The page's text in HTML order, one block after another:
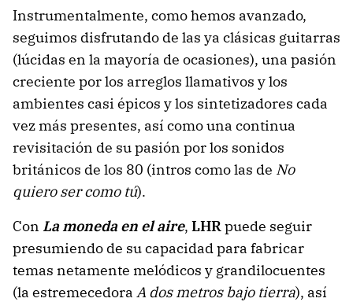
Instrumentalmente, como hemos avanzado,
seguimos disfrutando de las ya clásicas guitarras
(lúcidas en la mayoría de ocasiones), una pasión
creciente por los arreglos llamativos y los
ambientes casi épicos y los sintetizadores cada
vez más presentes, así como una continua
revisitación de su pasión por los sonidos
británicos de los 80 (intros como las de No
quiero ser como tú).
Con La moneda en el aire, LHRpuede seguir
presumiendo de su capacidad para fabricar
temas netamente melódicos y grandilocuentes
(la estremecedora A dos metros bajo tierra), así